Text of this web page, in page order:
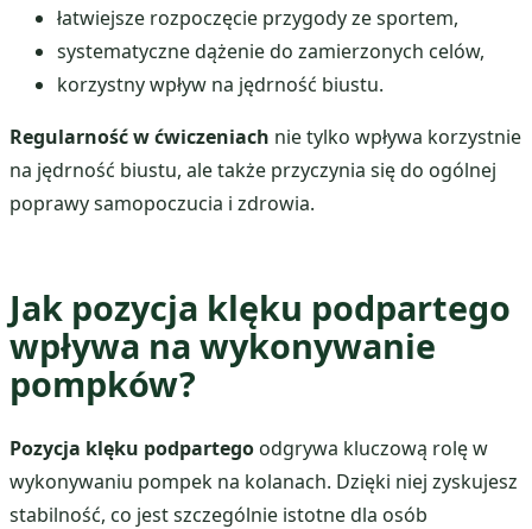
łatwiejsze rozpoczęcie przygody ze sportem,
systematyczne dążenie do zamierzonych celów,
korzystny wpływ na jędrność biustu.
Regularność w ćwiczeniach nie tylko wpływa korzystnie
na jędrność biustu, ale także przyczynia się do ogólnej
poprawy samopoczucia i zdrowia.
Jak pozycja klęku podpartego
wpływa na wykonywanie
pompków?
Pozycja klęku podpartego odgrywa kluczową rolę w
wykonywaniu pompek na kolanach. Dzięki niej zyskujesz
stabilność, co jest szczególnie istotne dla osób